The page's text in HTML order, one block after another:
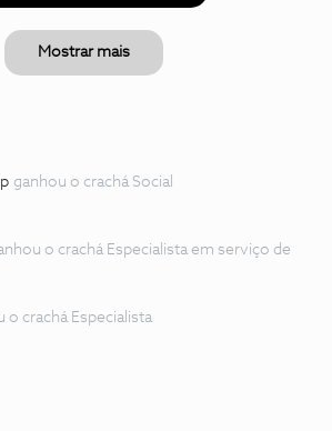
Mostrar mais
ganhou o crachá Social
o crachá Especialista em serviço de
o crachá Especialista